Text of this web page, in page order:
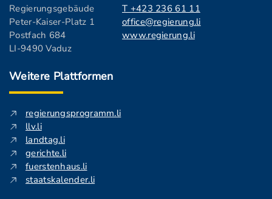
Regierungsgebäude
Peter-Kaiser-Platz 1
Postfach 684
LI-9490 Vaduz
T +423 236 61 11
office@regierung.li
www.regierung.li
Weitere Plattformen
regierungsprogramm.li
llv.li
landtag.li
gerichte.li
fuerstenhaus.li
staatskalender.li